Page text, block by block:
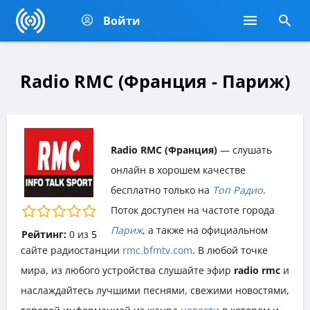
Войти
Radio RMC (Франция - Париж)
Рейтинг: 0из 5
Radio RMC (Франция) — слушать
онлайн в хорошем качестве
бесплатно только на Топ Радио.
Поток доступен на частоте города
Париж, а также на официальном
сайте радиостанции rmc.bfmtv.com. В любой точке
мира, из любого устройства слушайте эфир radio rmc и
наслаждайтесь лучшими песнями, свежими новостями,